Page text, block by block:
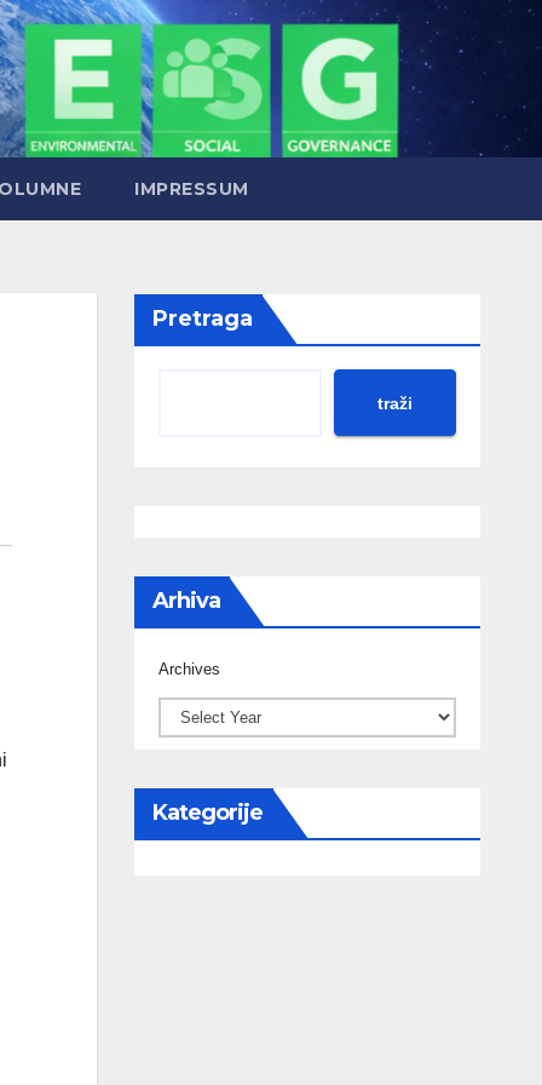
IMPRESSUM
Pretraga
traži
Arhiva
Archives
Kategorije